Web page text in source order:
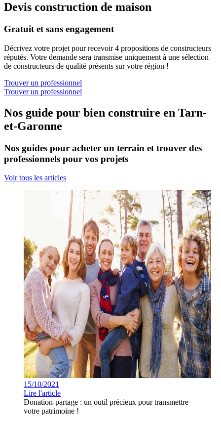
Devis construction de maison
Gratuit et sans engagement
Décrivez votre projet pour recevoir 4 propositions de constructeurs
réputés. Votre demande sera transmise uniquement à une sélection
de constructeurs de qualité présents sur votre région !
Trouver un professionnel
Trouver un professionnel
Nos guide pour bien construire en Tarn-
et-Garonne
Nos guides pour acheter un terrain et trouver des
professionnels pour vos projets
Voir tous les articles
15/10/2021
Lire l'article
Donation-partage : un outil précieux pour transmettre
votre patrimoine !